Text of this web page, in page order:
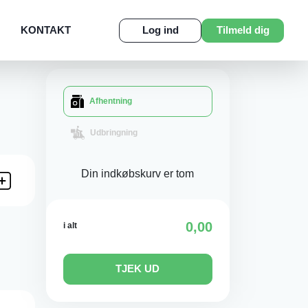
KONTAKT Log ind Tilmeld dig
Afhentning
Udbringning
Din indkøbskurv er tom
i alt 0,00
TJEK UD